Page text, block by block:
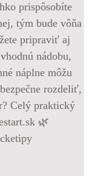
prispôsobíte
tým bude vôňa
pripraviť aj
nádobu,
náplne môžu
rozdeliť,
Celý praktický
🌿